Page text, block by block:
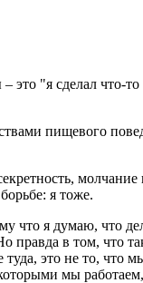
это "я сделал что-
пищевого
я тоже.
что я думаю, что
правда в том, что
туда, это не то, что
мы работаем,